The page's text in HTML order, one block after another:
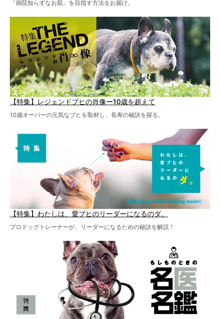
「病院知らずなお肌」を目指す方法をお届け。
【特集】レジェンドブヒの肖像ー10歳を超えて
10歳オーバーの元気なブヒを取材し、長寿の秘訣を探る。
【特集】わたしは、愛ブヒのリーダーになるのダ。
プロドッグトレーナーが、リーダーになるための秘訣を解説！